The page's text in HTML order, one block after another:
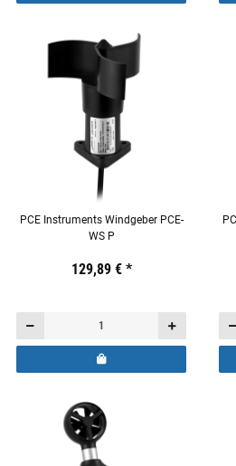
PCE Instruments Windgeber PCE-
WS P
19,44 €inkl. 19% USt.
129,89 € *